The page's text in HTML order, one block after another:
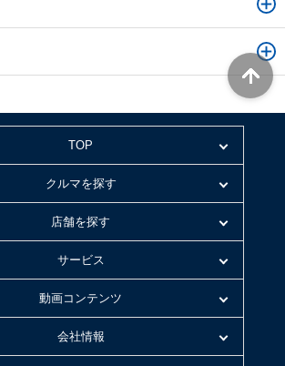
TOP
クルマを探す
店舗を探す
サービス
動画コンテンツ
会社情報